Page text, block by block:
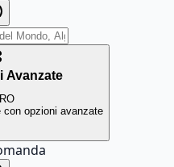
Avanzate
opzioni avanzate